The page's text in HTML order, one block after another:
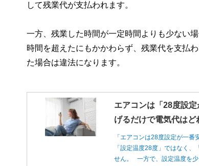
して残業代が支払われます。
一方、残業した時間が一定時間よりも少ない
時間を超えたにもかかわらず、残業代を支払
た場合は違法になります。
エアコンは「28度設
げるだけで電気代はど
「エアコンは28度設定が一
「設定温度28度」ではなく
せん。 一方で、設定温度を